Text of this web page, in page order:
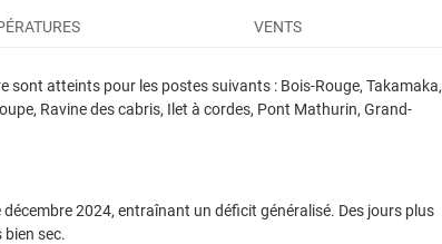
VENTS
sont atteints pour les postes suivants : Bois-Rouge, Takamaka,
Ravine des cabris, Ilet à cordes, Pont Mathurin, Grand-
2024, entraînant un déficit généralisé. Des jours plus
bien sec.